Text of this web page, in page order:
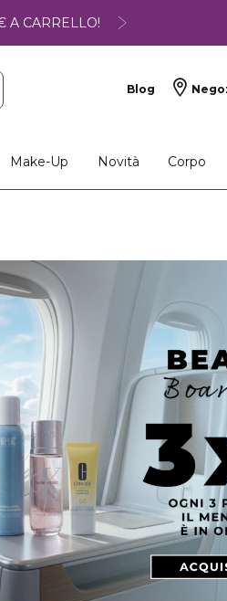
A CARRELLO!
Blog
Make-Up Novità Corpo